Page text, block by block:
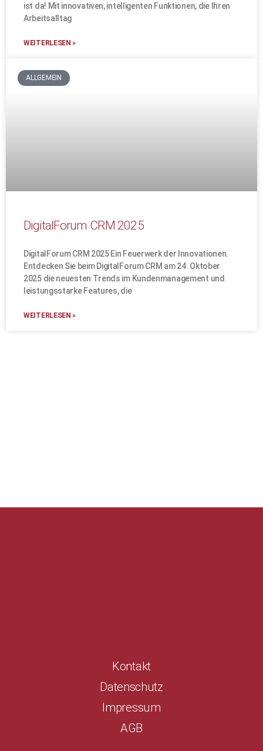
ist da! Mit innovativen, intelligenten Funktionen, die Ihren
Arbeitsalltag
WEITERLESEN »
ALLGEMEIN
DigitalForum CRM 2025
DigitalForum CRM 2025 Ein Feuerwerk der Innovationen.
Entdecken Sie beim DigitalForum CRM am 24. Oktober
2025 die neuesten Trends im Kundenmanagement und
leistungsstarke Features, die
WEITERLESEN »
Kontakt
Datenschutz
Impressum
AGB